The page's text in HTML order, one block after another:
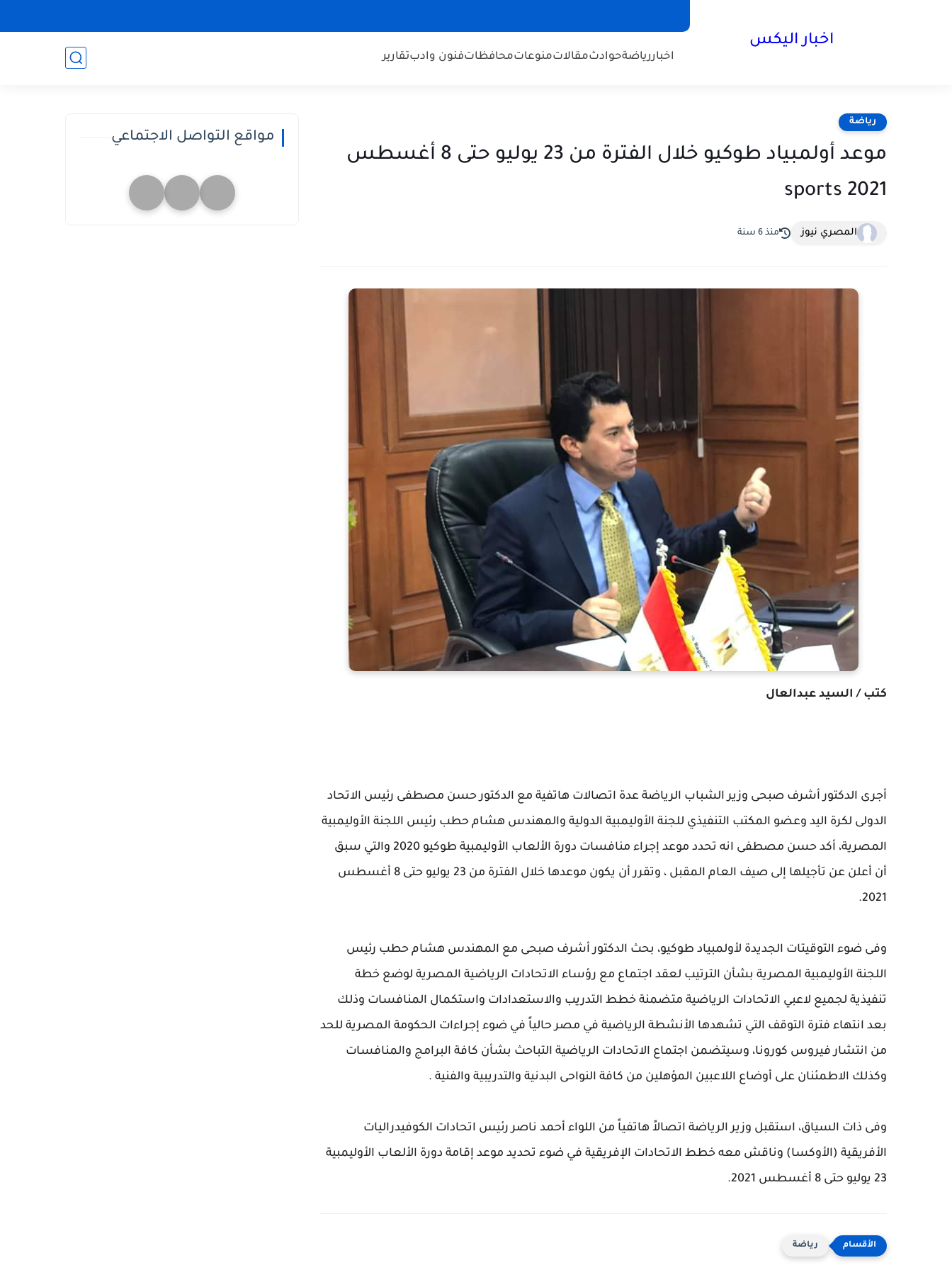
اخبار اليكس
اخباررياضةحوادثمقالاتمنوعاتمحافظاتفنون وادبتقارير
رياضة
موعد أولمبياد طوكيو خلال الفترة من 23 يوليو حتى 8 أغسطس
sports 2021
المصري نيوز منذ 6 سنة
كتب / السيد عبدالعال
أجرى الدكتور أشرف صبحى وزير الشباب الرياضة عدة اتصالات هاتفية مع الدكتور حسن مصطفى رئيس الاتحاد
الدولى لكرة اليد وعضو المكتب التنفيذي للجنة الأوليمبية الدولية والمهندس هشام حطب رئيس اللجنة الأوليمبية
المصرية، أكد حسن مصطفى انه تحدد موعد إجراء منافسات دورة الألعاب الأوليمبية طوكيو 2020 والتي سبق
أن أعلن عن تأجيلها إلى صيف العام المقبل ، وتقرر أن يكون موعدها خلال الفترة من 23 يوليو حتى 8 أغسطس
2021.
وفى ضوء التوقيتات الجديدة لأولمبياد طوكيو، بحث الدكتور أشرف صبحى مع المهندس هشام حطب رئيس
اللجنة الأوليمبية المصرية بشأن الترتيب لعقد اجتماع مع رؤساء الاتحادات الرياضية المصرية لوضع خطة
تنفيذية لجميع لاعبي الاتحادات الرياضية متضمنة خطط التدريب والاستعدادات واستكمال المنافسات وذلك
بعد انتهاء فترة التوقف التي تشهدها الأنشطة الرياضية في مصر حالياً في ضوء إجراءات الحكومة المصرية للحد
من انتشار فيروس كورونا، وسيتضمن اجتماع الاتحادات الرياضية التباحث بشأن كافة البرامج والمنافسات
وكذلك الاطمئنان على أوضاع اللاعبين المؤهلين من كافة النواحى البدنية والتدريبية والفنية .
وفى ذات السياق، استقبل وزير الرياضة اتصالاً هاتفياً من اللواء أحمد ناصر رئيس اتحادات الكوفيدراليات
الأفريقية (الأوكسا) وناقش معه خطط الاتحادات الإفريقية في ضوء تحديد موعد إقامة دورة الألعاب الأوليمبية
23 يوليو حتى 8 أغسطس 2021.
رياضة
مواقع التواصل الاجتماعي